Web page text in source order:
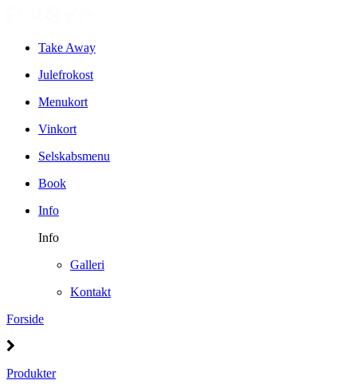
Take Away
Julefrokost
Menukort
Vinkort
Selskabsmenu
Book
Info
Info
Galleri
Kontakt
Forside
Produkter